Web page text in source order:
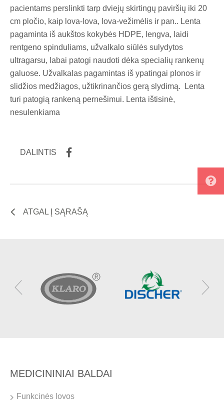
pacientams perslinkti tarp dviejų skirtingų paviršių iki 20
cm pločio, kaip lova-lova, lova-vežimėlis ir pan.. Lenta
pagaminta iš aukštos kokybės HDPE, lengva, laidi
rentgeno spinduliams, užvalkalo siūlės sulydytos
ultragarsu, labai patogi naudoti dėka specialių rankenų
galuose. Užvalkalas pagamintas iš ypatingai plonos ir
slidžios medžiagos, užtikrinančios gerą slydimą. Lenta
turi patogią rankeną pernešimui. Lenta ištisinė,
nesulenkiama
DALINTIS
ATGAL Į SĄRAŠĄ
MEDICININIAI BALDAI
Funkcinės lovos